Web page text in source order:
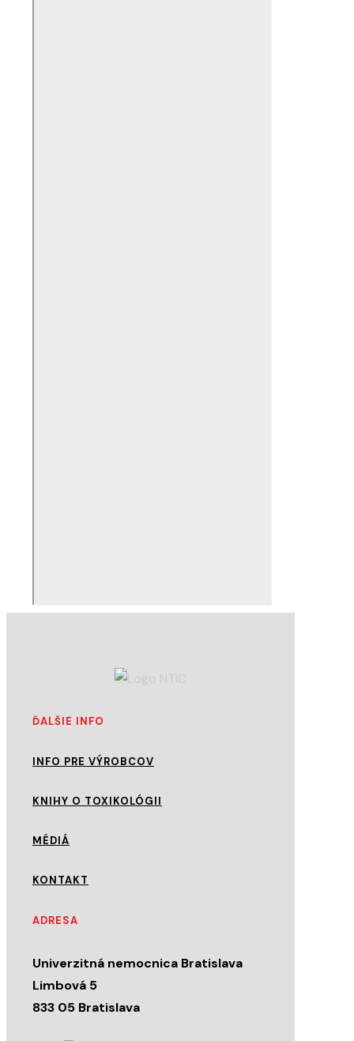
ĎALŠIE INFO
INFO PRE VÝROBCOV
KNIHY O TOXIKOLÓGII
MÉDIÁ
KONTAKT
ADRESA
Univerzitná nemocnica Bratislava
Limbová 5
833 05 Bratislava